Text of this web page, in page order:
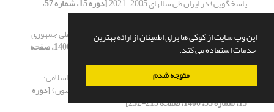
این وب سایت از کوکی ها برای اطمینان از ارائه بهترین
خدمات استفاده می کند.
متوجه شدم
1400، صفحه 61-84]
مدنی، سید مصطفی تأثیر سیاست خارجی چین بر امنیت ملی جمهوری
اسلامی ایران در منطقه خلیج فارس [دوره 15، شماره 57، 1400، صفحه
مرادی خلج، محمد مهدی بررسی ریشه های وقوع انقلاب اسلامی:
آمریکایی شدن سیاست خارجی شاه (سیاست دوپایه نیکسون)[دوره
15، شماره 55، 1400، صفحه 215-232]